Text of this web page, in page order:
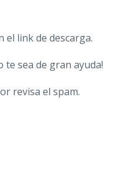
el link de descarga.
te sea de gran ayuda!
revisa el spam.